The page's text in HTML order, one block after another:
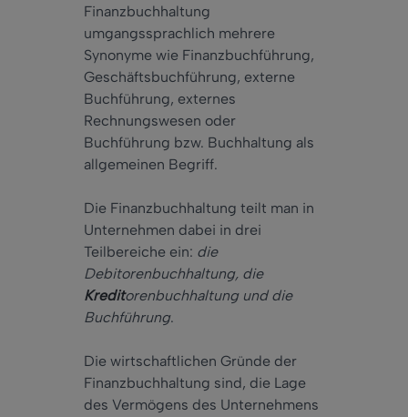
Finanzbuchhaltung
umgangssprachlich mehrere
Synonyme wie Finanzbuchführung,
Geschäftsbuchführung, externe
Buchführung, externes
Rechnungswesen oder
Buchführung bzw. Buchhaltung als
allgemeinen Begriff.
Die Finanzbuchhaltung teilt man in
Unternehmen dabei in drei
Teilbereiche ein: die
Debitorenbuchhaltung, die
Kreditorenbuchhaltung und die
Buchführung.
Die wirtschaftlichen Gründe der
Finanzbuchhaltung sind, die Lage
des Vermögens des Unternehmens